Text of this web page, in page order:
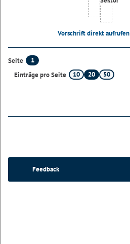
Vorschrift direkt aufrufen
Seite
1
Einträge pro Seite
10 20 50
Feedback